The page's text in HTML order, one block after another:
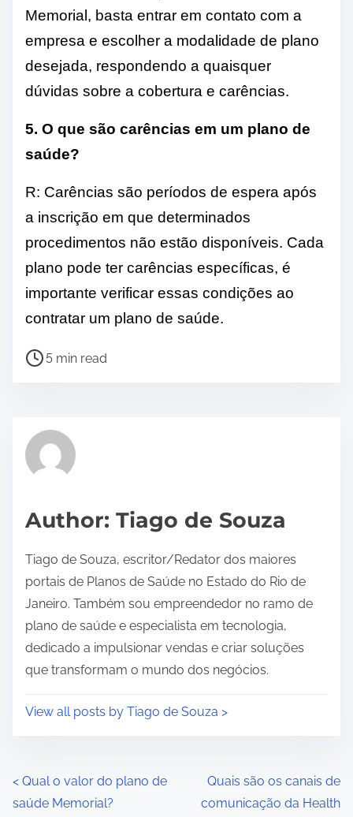
Memorial, basta entrar em contato com a
empresa e escolher a modalidade de plano
desejada, respondendo a quaisquer
dúvidas sobre a cobertura e carências.
5. O que são carências em um plano de
saúde?
R: Carências são períodos de espera após
a inscrição em que determinados
procedimentos não estão disponíveis. Cada
plano pode ter carências específicas, é
importante verificar essas condições ao
contratar um plano de saúde.
P
r
e
t
i
e
5 min read
Author: Tiago de Souza
Tiago de Souza, escritor/Redator dos maiores
portais de Planos de Saúde no Estado do Rio de
Janeiro. Também sou empreendedor no ramo de
plano de saúde e especialista em tecnologia,
dedicado a impulsionar vendas e criar soluções
que transformam o mundo dos negócios.
View all posts by Tiago de Souza >
P
< Qual o valor do plano de
saúde Memorial?
Quais são os canais de
comunicação da Health